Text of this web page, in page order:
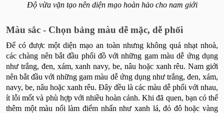
Độ vừa vặn tạo nên diện mạo hoàn hảo cho nam giới
Màu sắc - Chọn bảng màu dễ mặc, dễ phối
Để có được một diện mạo an toàn nhưng không quá nhạt nhoà,
các chàng nên bắt đầu phối đồ với những gam màu dễ ứng dụng
như trắng, đen, xám, xanh navy, be, nâu hoặc xanh rêu. Nam giới
nên bắt đầu với những gam màu dễ ứng dụng như trắng, đen, xám,
navy, be, nâu hoặc xanh rêu. Đây đều là các màu dễ phối với nhau,
ít lỗi mốt và phù hợp với nhiều hoàn cảnh. Khi đã quen, bạn có thể
thêm một màu nổi làm điểm nhấn như xanh lá, đỏ đô hoặc vàng